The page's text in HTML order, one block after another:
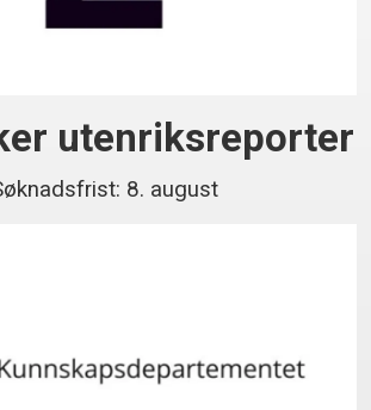
utenriksreporter
8. august